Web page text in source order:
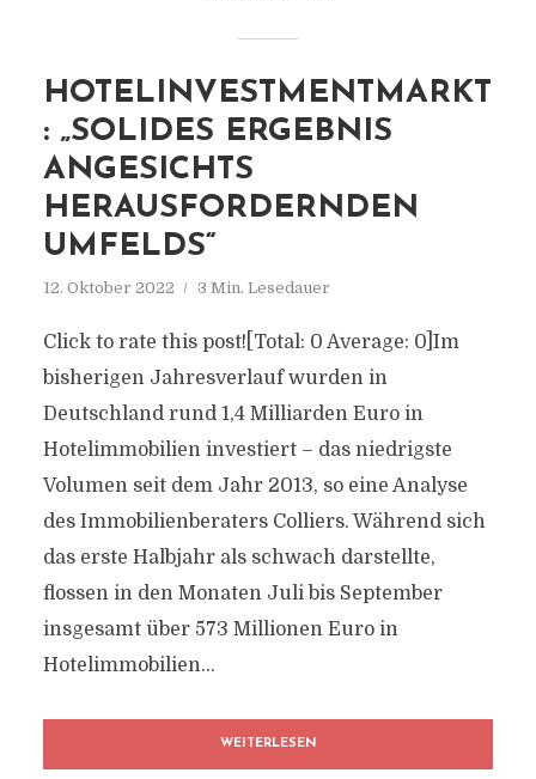
HOTELINVESTMENTMARKT
: „SOLIDES ERGEBNIS
ANGESICHTS
HERAUSFORDERNDEN
UMFELDS“
12. Oktober 2022 3 Min. Lesedauer
Click to rate this post![Total: 0 Average: 0]Im
bisherigen Jahresverlauf wurden in
Deutschland rund 1,4 Milliarden Euro in
Hotelimmobilien investiert – das niedrigste
Volumen seit dem Jahr 2013, so eine Analyse
des Immobilienberaters Colliers. Während sich
das erste Halbjahr als schwach darstellte,
flossen in den Monaten Juli bis September
insgesamt über 573 Millionen Euro in
Hotelimmobilien...
WEITERLESEN